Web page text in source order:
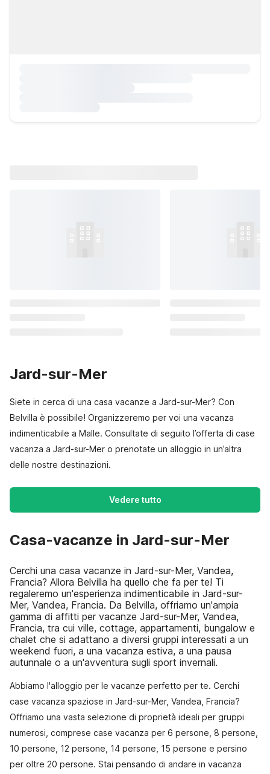
Jard-sur-Mer
Siete in cerca di una casa vacanze a Jard-sur-Mer? Con
Belvilla è possibile! Organizzeremo per voi una vacanza
indimenticabile a Malle. Consultate di seguito l’offerta di case
vacanza a Jard-sur-Mer o prenotate un alloggio in un’altra
delle nostre destinazioni.
Vedere tutto
Casa-vacanze in Jard-sur-Mer
Cerchi una casa vacanze in Jard-sur-Mer, Vandea,
Francia? Allora Belvilla ha quello che fa per te! Ti
regaleremo un'esperienza indimenticabile in Jard-sur-
Mer, Vandea, Francia. Da Belvilla, offriamo un'ampia
gamma di affitti per vacanze Jard-sur-Mer, Vandea,
Francia, tra cui ville, cottage, appartamenti, bungalow e
chalet che si adattano a diversi gruppi interessati a un
weekend fuori, a una vacanza estiva, a una pausa
autunnale o a un'avventura sugli sport invernali.
Abbiamo l'alloggio per le vacanze perfetto per te. Cerchi
case vacanza spaziose in Jard-sur-Mer, Vandea, Francia?
Offriamo una vasta selezione di proprietà ideali per gruppi
numerosi, comprese case vacanza per 6 persone, 8 persone,
10 persone, 12 persone, 14 persone, 15 persone e persino
per oltre 20 persone. Stai pensando di andare in vacanza